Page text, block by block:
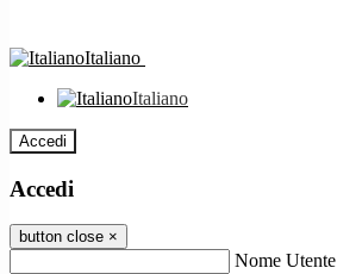
Italiano
Italiano
Accedi
Accedi
button close ×
Nome Utente